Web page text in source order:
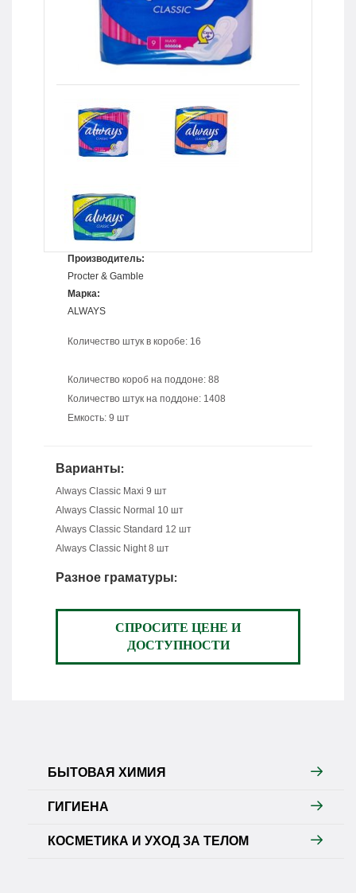
Производитель:
Procter & Gamble
Марка:
ALWAYS
Количество штук в коробе: 16
Количество короб на поддоне: 88
Количество штук на поддоне: 1408
Емкость: 9 шт
Варианты:
Always Classic Maxi 9 шт
Always Classic Normal 10 шт
Always Classic Standard 12 шт
Always Classic Night 8 шт
Разное граматуры:
СПРОСИТЕ ЦЕНЕ И
ДОСТУПНОСТИ
БЫТОВАЯ ХИМИЯ
ГИГИЕНА
КОСМЕТИКА И УХОД ЗА ТЕЛОМ